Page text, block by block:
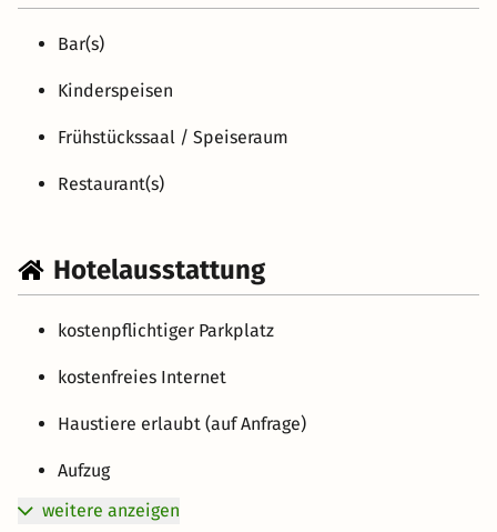
Bar(s)
Kinderspeisen
Frühstückssaal / Speiseraum
Restaurant(s)
Hotelausstattung
kostenpflichtiger Parkplatz
kostenfreies Internet
Haustiere erlaubt (auf Anfrage)
Aufzug
weitere anzeigen